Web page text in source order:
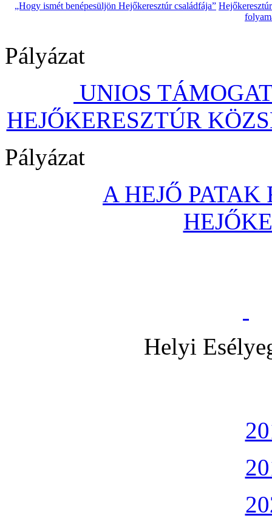
„Hogy ismét benépesüljön Hejőkeresztúr családfája”
Pályázat
UNIOS
HEJŐKERESZTÚR
Pályázat
A HEJŐ
Helyi